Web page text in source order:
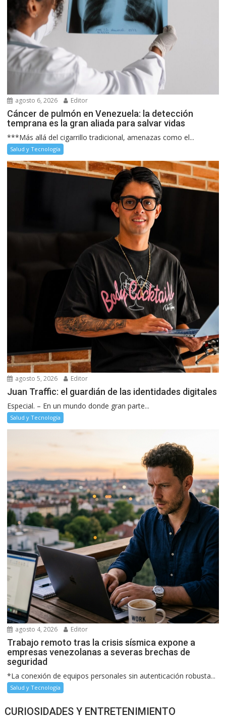
agosto 6, 2026 Editor
Cáncer de pulmón en Venezuela: la detección
temprana es la gran aliada para salvar vidas
***Más allá del cigarrillo tradicional, amenazas como el...
Salud y Tecnología
agosto 5, 2026 Editor
Juan Traffic: el guardián de las identidades digitales
Especial. – En un mundo donde gran parte...
Salud y Tecnología
agosto 4, 2026 Editor
Trabajo remoto tras la crisis sísmica expone a
empresas venezolanas a severas brechas de
seguridad
*La conexión de equipos personales sin autenticación robusta...
Salud y Tecnología
CURIOSIDADES Y ENTRETENIMIENTO